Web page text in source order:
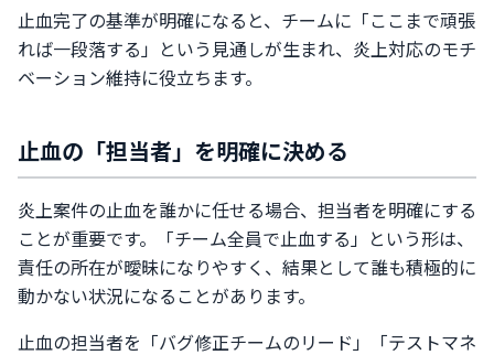
止血完了の基準が明確になると、チームに「ここまで頑張
れば一段落する」という見通しが生まれ、炎上対応のモチ
ベーション維持に役立ちます。
止血の「担当者」を明確に決める
炎上案件の止血を誰かに任せる場合、担当者を明確にする
ことが重要です。「チーム全員で止血する」という形は、
責任の所在が曖昧になりやすく、結果として誰も積極的に
動かない状況になることがあります。
止血の担当者を「バグ修正チームのリード」「テストマネ